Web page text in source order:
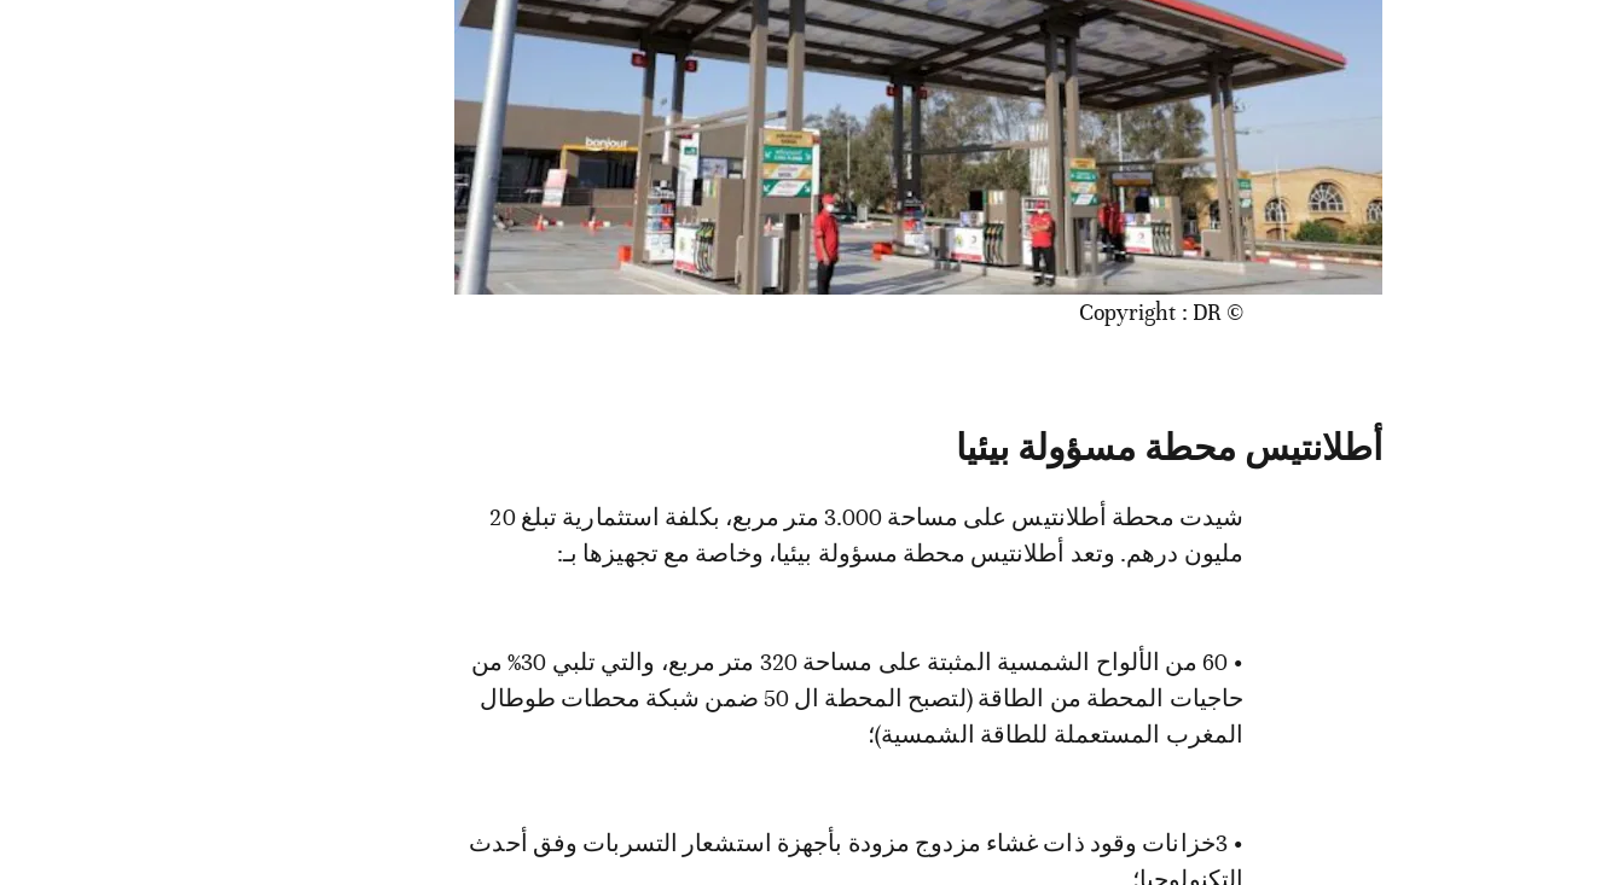
© Copyright : DR
أطلانتيس محطة مسؤولة بيئيا
شيدت محطة أطلانتيس على مساحة 3.000 متر مربع، بكلفة استثمارية تبلغ 20
مليون درهم. وتعد أطلانتيس محطة مسؤولة بيئيا، وخاصة مع تجهيزها بـ:
• 60 من الألواح الشمسية المثبتة على مساحة 320 متر مربع، والتي تلبي 30% من
حاجيات المحطة من الطاقة (لتصبح المحطة ال 50 ضمن شبكة محطات طوطال
المغرب المستعملة للطاقة الشمسية)؛
• 3خزانات وقود ذات غشاء مزدوج مزودة بأجهزة استشعار التسربات وفق أحدث
التكنولوجيا؛